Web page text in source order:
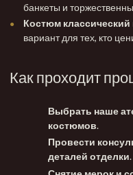
банкеты и
Костюм классический
вариант для тех, кто
Как проходит
Выбрать наше
костюмов.
Провести
деталей отделки.